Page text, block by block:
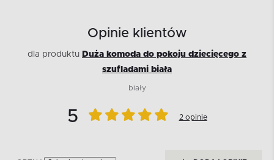
Opinie klientów
dla produktu Duża komoda do pokoju dziecięcego z
szufladami biała
biały
5 2 opinie